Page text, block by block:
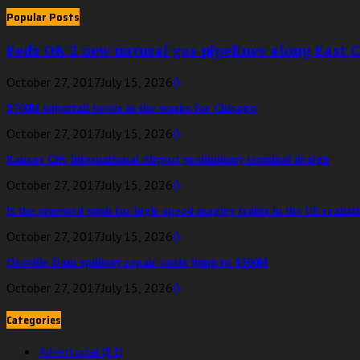
Popular Posts
Feds OK 2 new natural gas pipelines along East
October 27, 2017July 15, 20260
$700M supertall tower in the works for Chicago
October 27, 2017July 15, 20260
Kansas City International Airport preliminary terminal design
October 27, 2017July 15, 20260
Is the renewed push for high-speed maglev trains in the US
October 27, 2017July 15, 20260
Oroville Dam spillway repair costs jump to $500M
October 27, 2017July 15, 20260
Categories
Advertorial (81)